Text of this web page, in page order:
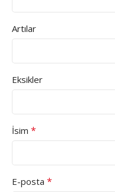
Artılar
Eksikler
İsim *
E-posta *